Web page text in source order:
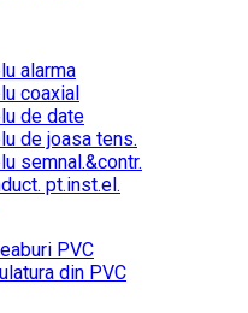
alarma
coaxial
de date
de joasa tens.
semnal.&contr.
pt.inst.el.
PVC
din PVC